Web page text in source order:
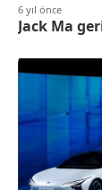
6 yıl önce
Jack Ma